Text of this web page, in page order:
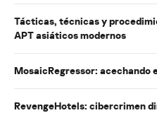
Tácticas, técnicas y
APT asiáticos modernos
MosaicRegressor: acechando
RevengeHotels: cibercrimen